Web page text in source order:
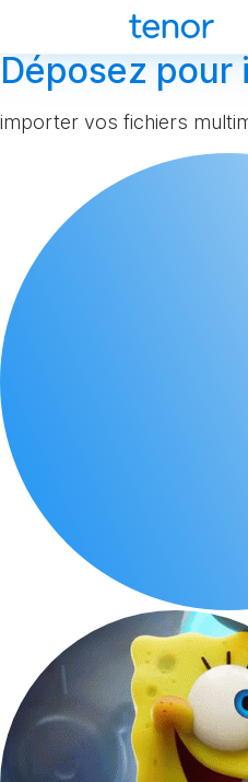
Déposez pour
importer vos fichiers